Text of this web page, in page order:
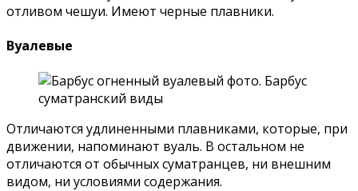
отливом чешуи. Имеют черные плавники.
Вуалевые
Отличаются удлиненными плавниками, которые, при
движении, напоминают вуаль. В остальном не
отличаются от обычных суматранцев, ни внешним
видом, ни условиями содержания.